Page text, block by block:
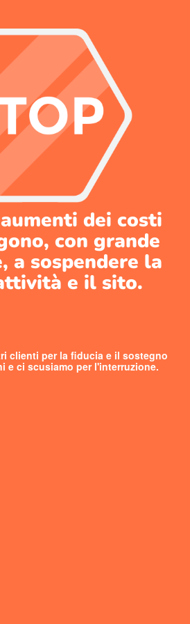
dei costi
con grande
a sospendere la
e il sito.
clienti per la fiducia e il sostegno
e ci scusiamo per l'interruzione.